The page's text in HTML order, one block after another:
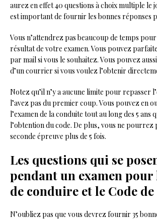
aurez en effet 40 questions à choix multiple le
est important de fournir les bonnes réponses
Vous n’attendrez pas beaucoup de temps
résultat de votre examen. Vous pouvez
par mail si vous le souhaitez. Vous pouvez
d’un courrier si vous voulez l’obtenir
Notez qu’il n’y a aucune limite pour repasser
l’avez pas du premier coup. Vous pouvez en
l’examen de la conduite tout au long des 5 ans
l’obtention du code. De plus, vous ne pourrez
seconde épreuve plus de 5 fois.
Les questions qui se
pendant un examen
de conduire et le Code
N’oubliez pas que vous devrez fournir 35